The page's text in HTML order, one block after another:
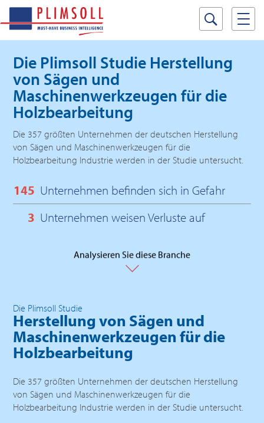
Die Plimsoll Studie Herstellung
von Sägen und
Maschinenwerkzeugen für die
Holzbearbeitung
Die 357 größten Unternehmen der deutschen Herstellung
von Sägen und Maschinenwerkzeugen für die
Holzbearbeitung Industrie werden in der Studie untersucht.
145 Unternehmen befinden sich in Gefahr
3 Unternehmen weisen Verluste auf
Analysieren Sie diese Branche
Die Plimsoll Studie
Herstellung von Sägen und
Maschinenwerkzeugen für die
Holzbearbeitung
Die 357 größten Unternehmen der deutschen Herstellung
von Sägen und Maschinenwerkzeugen für die
Holzbearbeitung Industrie werden in der Studie untersucht.